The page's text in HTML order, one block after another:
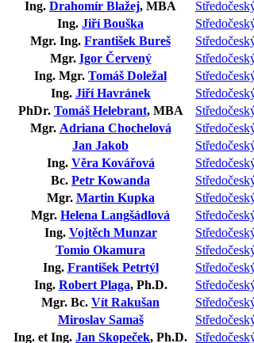
Ing. Drahomír Blažej, MBA
Ing. Jiří Bouška
Mgr. Ing. František Bureš
Mgr. Igor Červený
Ing. Mgr. Tomáš Doležal
Ing. Jiří Havránek
PhDr. Tomáš Helebrant, MBA
Mgr. Adriana Chochelová
Jan Jakob
Ing. Věra Kovářová
Bc. Petr Kowanda
Mgr. Martin Kupka
Mgr. Helena Langšádlová
Ing. Vojtěch Munzar
Tomio Okamura
Ing. František Petrtýl
Ing. Robert Plaga, Ph.D.
Mgr. Bc. Vít Rakušan
Miroslav Samaš
Ing. et Ing. Jan Skopeček, Ph.D.